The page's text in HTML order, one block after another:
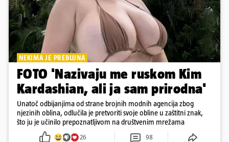
NEKIMA JE PREBUJNA
FOTO 'Nazivaju me ruskom Kim
Kardashian, ali ja sam prirodna'
Unatoč odbijanjima od strane brojnih modnih agencija zbog
njezinih oblina, odlučila je pretvoriti svoje obline u zaštitni znak,
što ju je učinilo prepoznatljivom na društvenim mrežama
26 98